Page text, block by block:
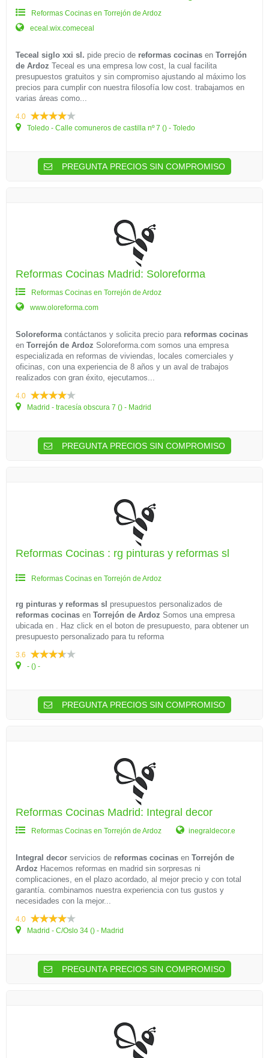
Reformas Cocinas en Torrejón de Ardoz
eceal.wix.comeceal
Teceal siglo xxi sl. pide precio de reformas cocinas en Torrejón
de Ardoz Teceal es una empresa low cost, la cual facilita
presupuestos gratuitos y sin compromiso ajustando al máximo los
precios para cumplir con nuestra filosofía low cost. trabajamos en
varias áreas como...
4.0
Toledo - Calle comuneros de castilla nº 7 () - Toledo
PREGUNTA PRECIOS SIN COMPROMISO
Reformas Cocinas Madrid: Soloreforma
Reformas Cocinas en Torrejón de Ardoz
www.oloreforma.com
Soloreformacontáctanos y solicita precio para reformas cocinas
en Torrejón de Ardoz Soloreforma.com somos una empresa
especializada en reformas de viviendas, locales comerciales y
oficinas, con una experiencia de 8 años y un aval de trabajos
realizados con gran éxito, ejecutamos...
4.0
Madrid - tracesía obscura 7 () - Madrid
PREGUNTA PRECIOS SIN COMPROMISO
Reformas Cocinas : rg pinturas y reformas sl
Reformas Cocinas en Torrejón de Ardoz
rg pinturas y reformas sl presupuestos personalizados de
reformas cocinas en Torrejón de Ardoz Somos una empresa
ubicada en . Haz click en el boton de presupuesto, para obtener un
presupuesto personalizado para tu reforma
3.6
- () -
PREGUNTA PRECIOS SIN COMPROMISO
Reformas Cocinas Madrid: Integral decor
Reformas Cocinas en Torrejón de Ardoz inegraldecor.e
Integral decor servicios de reformas cocinas en Torrejón de
Ardoz Hacemos reformas en madrid sin sorpresas ni
complicaciones, en el plazo acordado, al mejor precio y con total
garantía. combinamos nuestra experiencia con tus gustos y
necesidades con la mejor...
4.0
Madrid - C/Oslo 34 () - Madrid
PREGUNTA PRECIOS SIN COMPROMISO